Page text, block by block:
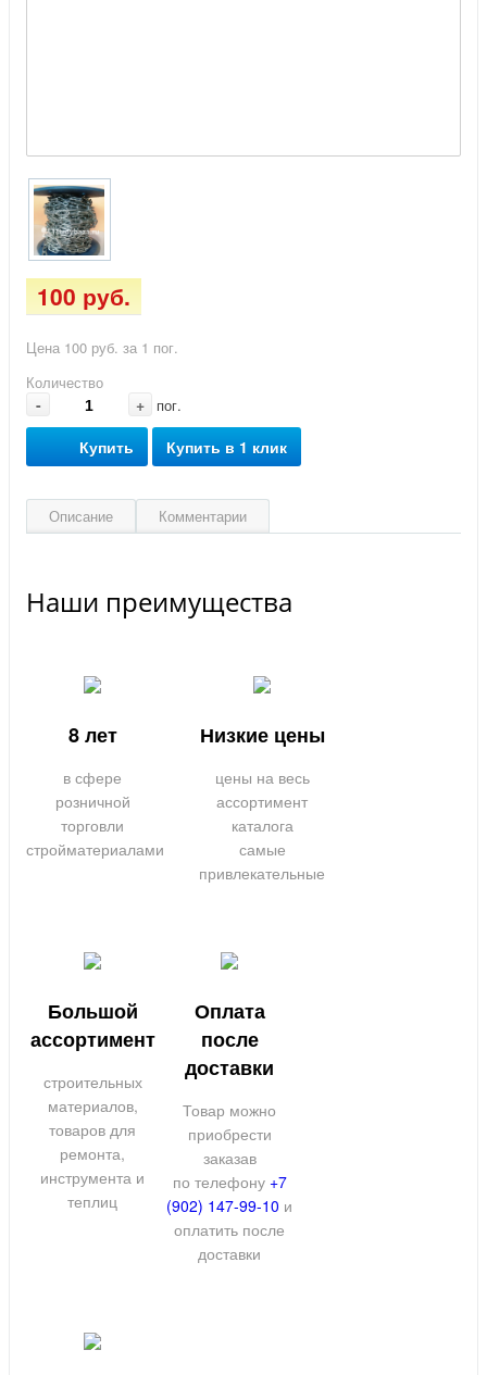
100 руб.
Цена 100 руб. за 1 пог.
Количество
- + пог.
Купить Купить в 1 клик
Описание Комментарии
Наши преимущества
8 лет
в сфере
розничной
торговли
стройматериалами
Низкие цены
цены на весь
ассортимент
каталога
самые
привлекательные
Большой
ассортимент
строительных
материалов,
товаров для
ремонта,
инструмента и
теплиц
Оплата
после
доставки
Товар можно
приобрести
заказав
по телефону +7
(902) 147-99-10 и
оплатить после
доставки